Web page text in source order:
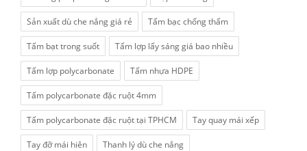
Sản xuất dù che nắng giá rẻ Tấm bạc chống thấm
Tấm bạt trong suốt Tấm lợp lấy sáng giá bao nhiều
Tấm lợp polycarbonate Tấm nhựa HDPE
Tấm polycarbonate đặc ruột 4mm
Tấm polycarbonate đặc ruột tại TPHCM Tay quay mái xếp
Tay đỡ mái hiên Thanh lý dù che nắng